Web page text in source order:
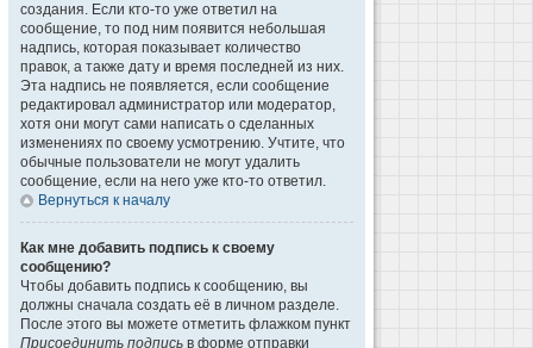
создания. Если кто-то уже ответил на
сообщение, то под ним появится небольшая
надпись, которая показывает количество
правок, а также дату и время последней из них.
Эта надпись не появляется, если сообщение
редактировал администратор или модератор,
хотя они могут сами написать о сделанных
изменениях по своему усмотрению. Учтите, что
обычные пользователи не могут удалить
сообщение, если на него уже кто-то ответил.
Вернуться к началу
Как мне добавить подпись к своему
сообщению?
Чтобы добавить подпись к сообщению, вы
должны сначала создать её в личном разделе.
После этого вы можете отметить флажком пункт
Присоединить подпись в форме отправки